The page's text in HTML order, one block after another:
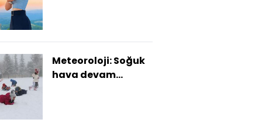
Meteoroloji: Soğuk
hava devam